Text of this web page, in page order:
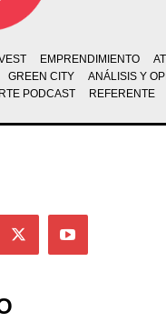
EMPRENDIMIENTO
GREEN CITY
ANÁLISIS Y
PODCAST
REFERENTE